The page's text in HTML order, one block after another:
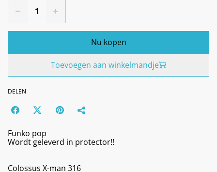
Nu kopen
Toevoegen aan winkelmandje
DELEN
Funko pop
Wordt geleverd in protector!!
Colossus X-man 316